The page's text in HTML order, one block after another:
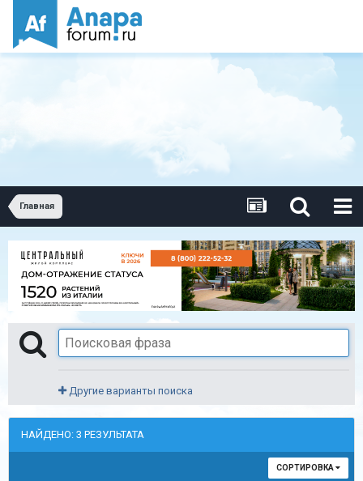
Главная
Другие варианты поиска
НАЙДЕНО: 3 РЕЗУЛЬТАТА
СОРТИРОВКА